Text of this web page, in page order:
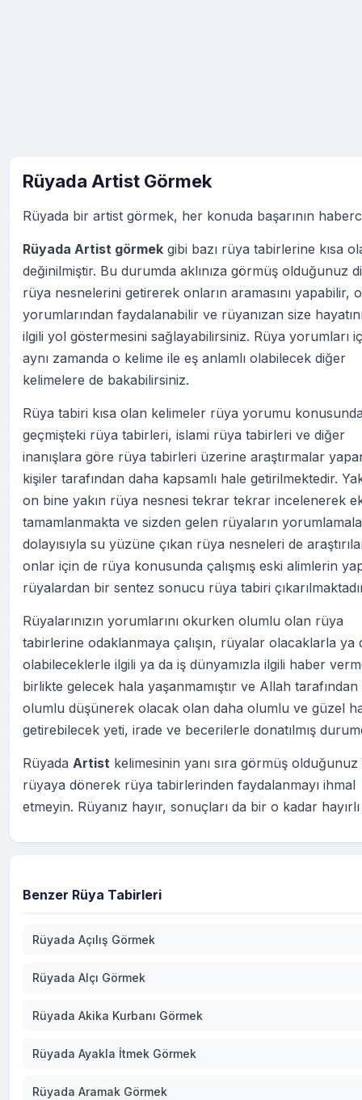
Rüyada Artist Görmek
Rüyada bir artist görmek, her konuda başarının
Rüyada Artist görmek gibi bazı rüya tabirlerine kısa
değinilmiştir. Bu durumda aklınıza görmüş olduğunuz
rüya nesnelerini getirerek onların aramasını yapabilir,
yorumlarından faydalanabilir ve rüyanızan size
ilgili yol göstermesini sağlayabilirsiniz. Rüya yorumları
aynı zamanda o kelime ile eş anlamlı olabilecek diğer
kelimelere de bakabilirsiniz.
Rüya tabiri kısa olan kelimeler rüya yorumu
geçmişteki rüya tabirleri, islami rüya tabirleri ve diğer
inanışlara göre rüya tabirleri üzerine araştırmalar
kişiler tarafından daha kapsamlı hale getirilmektedir.
on bine yakın rüya nesnesi tekrar tekrar incelenerek
tamamlanmakta ve sizden gelen rüyaların
dolayısıyla su yüzüne çıkan rüya nesneleri de
onlar için de rüya konusunda çalışmış eski alimlerin
rüyalardan bir sentez sonucu rüya tabiri
Rüyalarınızın yorumlarını okurken olumlu olan rüya
tabirlerine odaklanmaya çalışın, rüyalar olacaklarla ya
olabileceklerle ilgili ya da iş dünyamızla ilgili haber
birlikte gelecek hala yaşanmamıştır ve Allah
olumlu düşünerek olacak olan daha olumlu ve güzel
getirebilecek yeti, irade ve becerilerle donatılmış
Rüyada Artist kelimesinin yanı sıra görmüş olduğunuz
rüyaya dönerek rüya tabirlerinden faydalanmayı ihmal
etmeyin. Rüyanız hayır, sonuçları da bir o kadar
Benzer Rüya Tabirleri
Rüyada Açılış Görmek
Rüyada Alçı Görmek
Rüyada Akika Kurbanı Görmek
Rüyada Ayakla İtmek Görmek
Rüyada Aramak Görmek